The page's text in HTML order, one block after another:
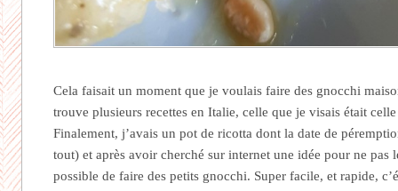
Cela faisait un moment que je voulais faire des gnocchi
trouve plusieurs recettes en Italie, celle que je visais était
Finalement, j’avais un pot de ricotta dont la date de
tout) et après avoir cherché sur internet une idée pour ne pas
possible de faire des petits gnocchi. Super facile, et rapide,